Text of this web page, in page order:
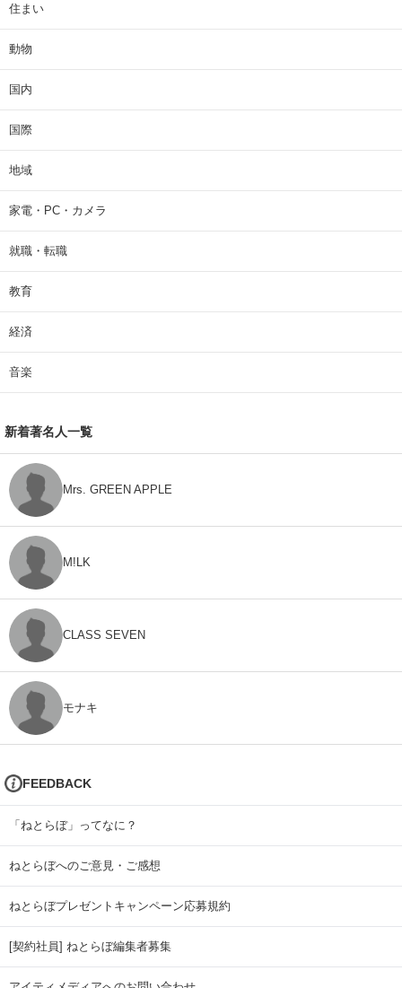
住まい
動物
国内
国際
地域
家電・PC・カメラ
就職・転職
教育
経済
音楽
新着著名人一覧
Mrs. GREEN APPLE
M!LK
CLASS SEVEN
モナキ
FEEDBACK
「ねとらぼ」ってなに？
ねとらぼへのご意見・ご感想
ねとらぼプレゼントキャンペーン応募規約
[契約社員] ねとらぼ編集者募集